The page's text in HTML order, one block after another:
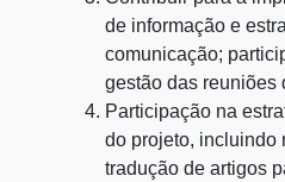
de informação e
comunicação;
gestão das reuniões
Participação na
do projeto, incluindo
tradução de artigos